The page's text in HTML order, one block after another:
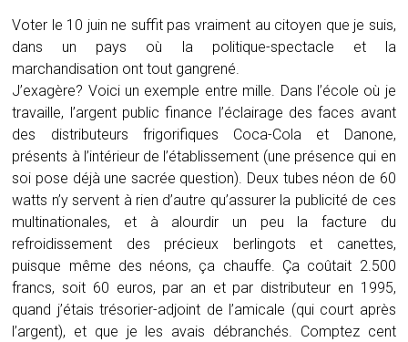
Voter le 10 juin ne suffit pas vraiment au citoyen que je suis,
dans un pays où la politique-spectacle et la
marchandisation ont tout gangrené.
J’exagère? Voici un exemple entre mille. Dans l’école où je
travaille, l’argent public finance l’éclairage des faces avant
des distributeurs frigorifiques Coca-Cola et Danone,
présents à l’intérieur de l’établissement (une présence qui en
soi pose déjà une sacrée question). Deux tubes néon de 60
watts n’y servent à rien d’autre qu’assurer la publicité de ces
multinationales, et à alourdir un peu la facture du
refroidissement des précieux berlingots et canettes,
puisque même des néons, ça chauffe. Ça coûtait 2.500
francs, soit 60 euros, par an et par distributeur en 1995,
quand j’étais trésorier-adjoint de l’amicale (qui court après
l’argent), et que je les avais débranchés. Comptez cent